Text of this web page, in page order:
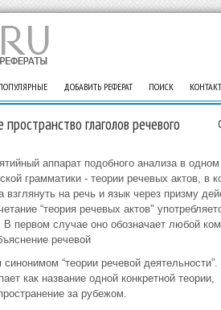
ДОБАВИТЬ РЕФЕРАТ ПОИСК
глаголов речевого
аппарат подобного анализа в одном
грамматики - теории речевых актов, в
взглянуть на речь и язык через призму
“теория речевых актов"
первом случае оно обозначает любой
речевой
“теории речевой
как название одной конкретной теории,
за рубежом.